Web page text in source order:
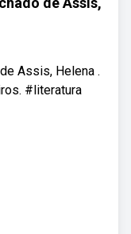
Assis, Helena .
#literatura